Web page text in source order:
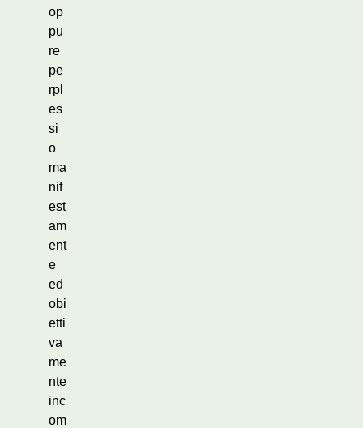
op
pu
re
pe
rpl
es
si
o
ma
nif
est
am
ent
e
ed
obi
etti
va
me
nte
inc
om